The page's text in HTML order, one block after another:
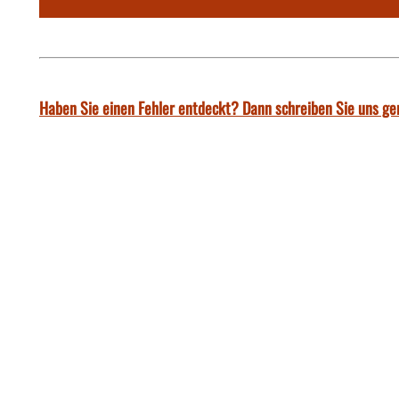
Haben Sie einen Fehler entdeckt? Dann schreiben Sie uns